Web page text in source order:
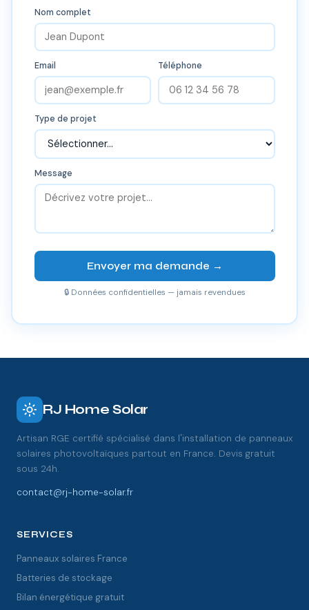
Nom complet
Email Téléphone
Type de projet
Message
Envoyer ma demande →
🔒 Données confidentielles — jamais revendues
RJ Home Solar
Artisan RGE certifié spécialisé dans l'installation de panneaux
solaires photovoltaïques partout en France. Devis gratuit
sous 24h.
contact@rj-home-solar.fr
SERVICES
Panneaux solaires France
Batteries de stockage
Bilan énergétique gratuit